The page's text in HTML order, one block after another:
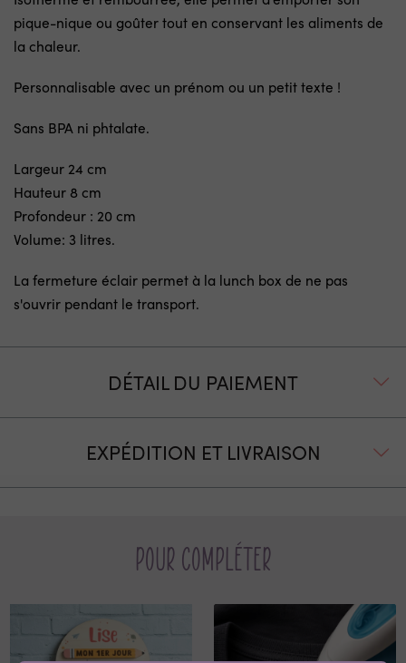
pique-nique ou goûter tout en conservant les aliments de
la chaleur.
Personnalisable avec un prénom ou un petit texte !
Sans BPA ni phtalate.
Largeur 24 cm
Hauteur 8 cm
Profondeur : 20 cm
Volume: 3 litres.
La fermeture éclair permet à la lunch box de ne pas
s'ouvrir pendant le transport.
DÉTAIL DU PAIEMENT
EXPÉDITION ET LIVRAISON
Pour compléter